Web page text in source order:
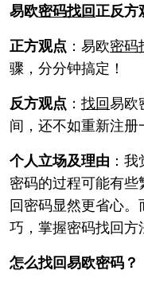
易欧密码找回正反方
正方观点 ：易欧密码
骤，分分钟搞定！
反方观点 ： 找回易欧
间，还不如重新注册
个人立场及理由 ：
密码的过程可能有
回密码显然更省心
巧，掌握密码找回方
怎么找回易欧密码？